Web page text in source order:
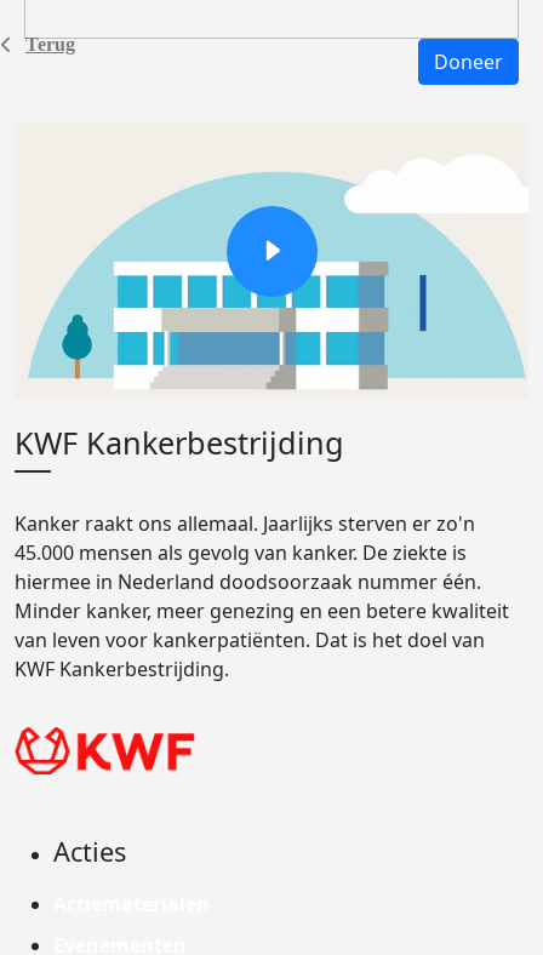
Terug
Doneer
KWF Kankerbestrijding
Kanker raakt ons allemaal. Jaarlijks sterven er zo'n
45.000 mensen als gevolg van kanker. De ziekte is
hiermee in Nederland doodsoorzaak nummer één.
Minder kanker, meer genezing en een betere kwaliteit
van leven voor kankerpatiënten. Dat is het doel van
KWF Kankerbestrijding.
Acties